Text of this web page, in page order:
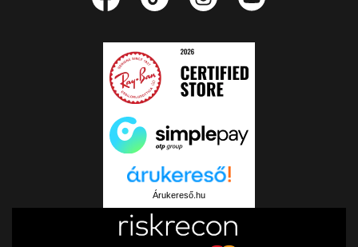
Árukereső.hu